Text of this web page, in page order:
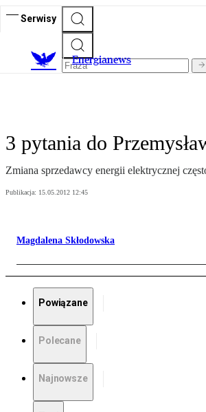
Serwisy
Energianews
3 pytania do
Zmiana sprzedawcy energii elektrycznej
Publikacja: 15.05.2012 12:45
Magdalena Skłodowska
Powiązane
Polecane
Najnowsze